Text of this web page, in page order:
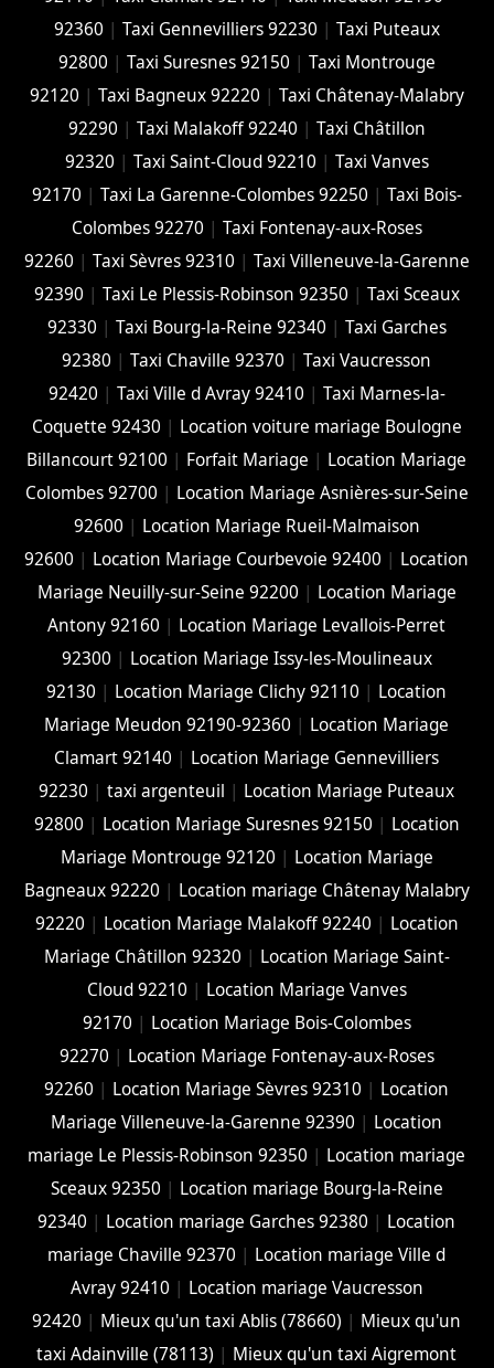
92360 | Taxi Gennevilliers 92230 | Taxi Puteaux
92800 | Taxi Suresnes 92150 | Taxi Montrouge
92120 | Taxi Bagneux 92220 | Taxi Châtenay-Malabry
92290 | Taxi Malakoff 92240 | Taxi Châtillon
92320 | Taxi Saint-Cloud 92210 | Taxi Vanves
92170 | Taxi La Garenne-Colombes 92250 | Taxi Bois-
Colombes 92270 | Taxi Fontenay-aux-Roses
92260 | Taxi Sèvres 92310 | Taxi Villeneuve-la-Garenne
92390 | Taxi Le Plessis-Robinson 92350 | Taxi Sceaux
92330 | Taxi Bourg-la-Reine 92340 | Taxi Garches
92380 |Taxi Chaville 92370 |Taxi Vaucresson
92420 | Taxi Ville d Avray 92410 | Taxi Marnes-la-
Coquette 92430 | Location voiture mariage Boulogne
Billancourt 92100 | Forfait Mariage | Location Mariage
Colombes 92700 | Location Mariage Asnières-sur-Seine
92600 | Location Mariage Rueil-Malmaison
92600 | Location Mariage Courbevoie 92400 | Location
Mariage Neuilly-sur-Seine 92200 | Location Mariage
Antony 92160 | Location Mariage Levallois-Perret
92300 | Location Mariage Issy-les-Moulineaux
92130 | Location Mariage Clichy 92110 | Location
Mariage Meudon 92190-92360 | Location Mariage
Clamart 92140 | Location Mariage Gennevilliers
92230 |taxi argenteuil | Location Mariage Puteaux
92800 | Location Mariage Suresnes 92150 | Location
Mariage Montrouge 92120 | Location Mariage
Bagneaux 92220 | Location mariage Châtenay Malabry
92220 | Location Mariage Malakoff 92240 | Location
Mariage Châtillon 92320 | Location Mariage Saint-
Cloud 92210 | Location Mariage Vanves
92170 | Location Mariage Bois-Colombes
92270 | Location Mariage Fontenay-aux-Roses
92260 | Location Mariage Sèvres 92310 | Location
Mariage Villeneuve-la-Garenne 92390 | Location
mariage Le Plessis-Robinson 92350 | Location mariage
Sceaux 92350 | Location mariage Bourg-la-Reine
92340 | Location mariage Garches 92380 | Location
mariage Chaville 92370 | Location mariage Ville d
Avray 92410 | Location mariage Vaucresson
92420 | Mieux qu'un taxi Ablis (78660) | Mieux qu'un
taxi Adainville (78113) | Mieux qu'un taxi Aigremont